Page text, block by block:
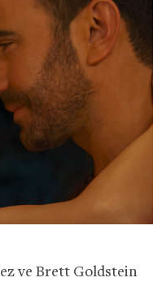
ve Brett Goldstein